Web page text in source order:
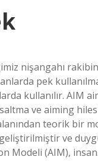
nişangahı
pek
kullanılır. AIM
ve aiming
teorik bir
ve
Modeli (AIM),